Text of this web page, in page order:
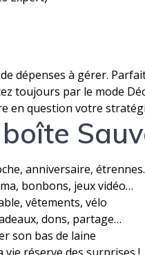
dépenses à gérer.
toujours par le mode
en question votre
anniversaire,
bonbons, jeux vidéo…
vêtements, vélo
dons, partage…
son bas de laine